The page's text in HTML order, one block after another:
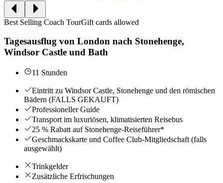
Best Selling Coach TourGift cards allowed
Tagesausflug von London nach Stonehenge,
Windsor Castle und Bath
11 Stunden
Eintritt zu Windsor Castle, Stonehenge und den römischen
Bädern (FALLS GEKAUFT)
Professioneller Guide
Transport im luxuriösen, klimatisierten Reisebus
25 % Rabatt auf Stonehenge-Reiseführer*
Geschmackskarte und Coffee Club-Mitgliedschaft (falls
ausgewählt)
Trinkgelder
Zusätzliche Erfrischungen